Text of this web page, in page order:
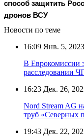
способ защитить
дронов ВСУ
Новости по теме
16:09 Янв. 5, 2023
В Еврокомиссии
расследовании
16:23 Дек. 26,
Nord Stream AG
труб «Северных
19:43 Дек. 22,